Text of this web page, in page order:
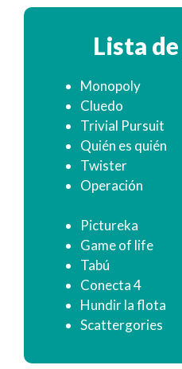
Lista
Monopoly
Cluedo
Trivial Pursuit
Quién es quién
Twister
Operación
Pictureka
Game of life
Tabú
Conecta 4
Hundir la flota
Scattergories